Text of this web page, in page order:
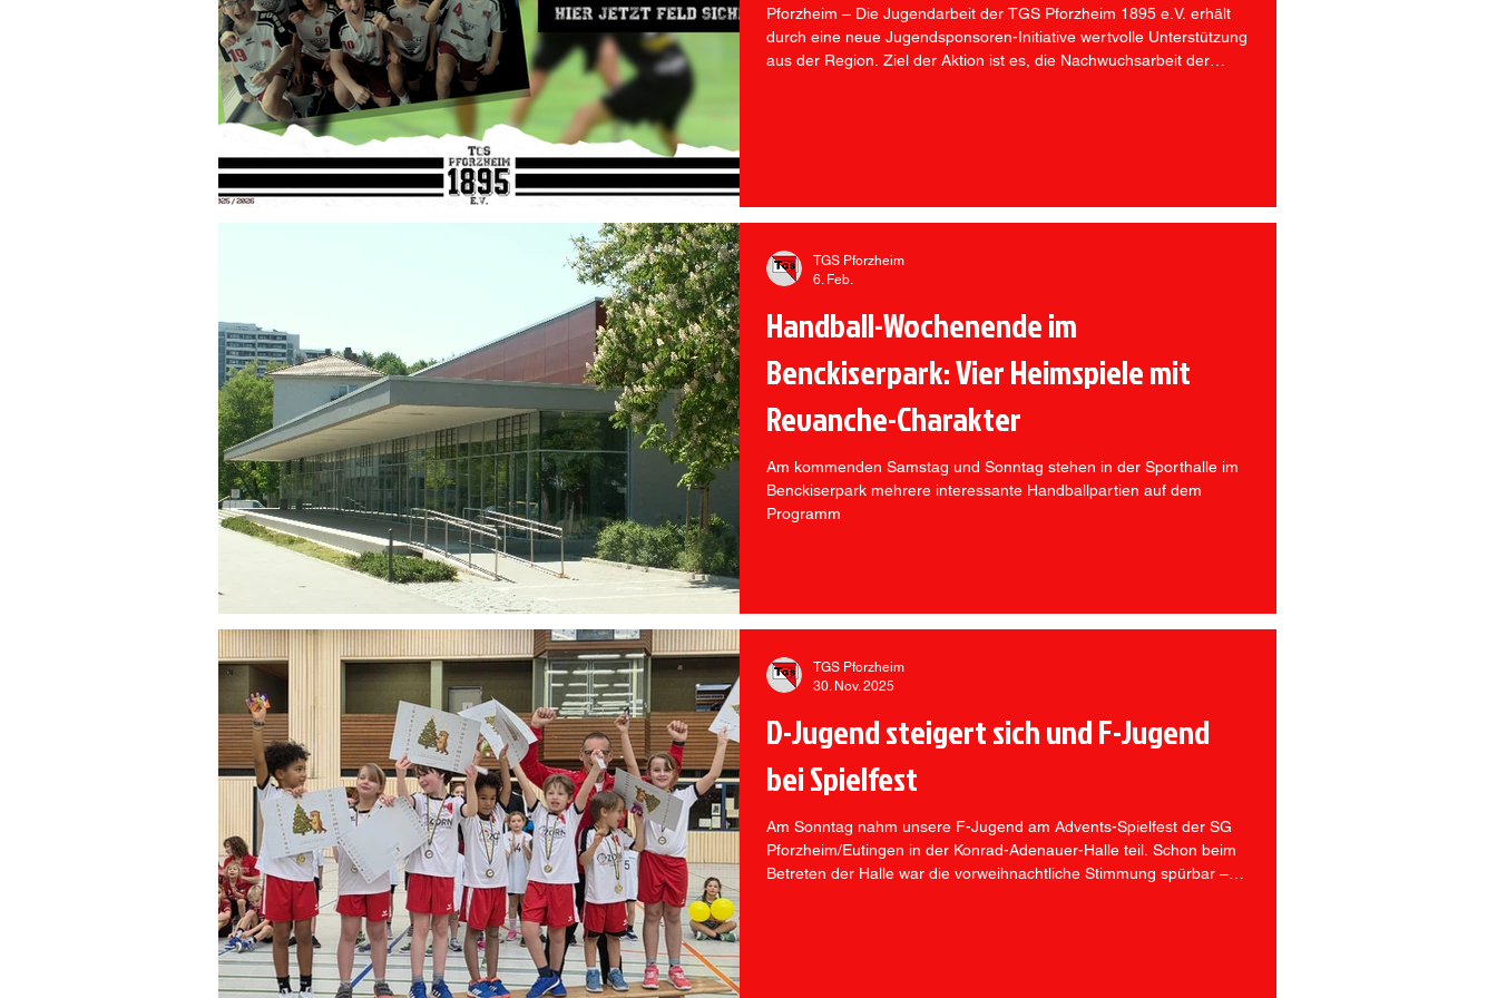
Pforzheim – Die Jugendarbeit der TGS Pforzheim 1895 e.V. erhält
durch eine neue Jugendsponsoren-Initiative wertvolle Unterstützung
aus der Region. Ziel der Aktion ist es, die Nachwuchsarbeit der
Handball-Wochenende im
Benckiserpark: Vier Heimspiele mit
Revanche-Charakter
Am kommenden Samstag und Sonntag stehen in der Sporthalle im
Benckiserpark mehrere interessante Handballpartien auf dem
Programm
TGS Pforzheim
6. Feb.
D-Jugend steigert sich und F-Jugend
bei Spielfest
Am Sonntag nahm unsere F-Jugend am Advents-Spielfest der SG
Pforzheim/Eutingen in der Konrad-Adenauer-Halle teil. Schon beim
Betreten der Halle war die vorweihnachtliche Stimmung spürbar –
TGS Pforzheim
30. Nov. 2025